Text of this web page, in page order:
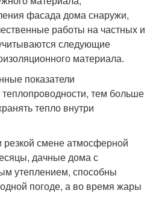
фасада дома снаружи,
работы на частных и
следующие
материала.
показатели
тем больше
тепло внутри
смене атмосферной
дачные дома с
утеплением, способны
погоде, а во время жары